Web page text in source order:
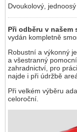
Dvoukolový,
Při odběru v našem
vydán kompletně
Robustní a výkonný
a všestranný
zahradnictví, pro
najde i při údržbě
Při velkém výběru
celoroční.